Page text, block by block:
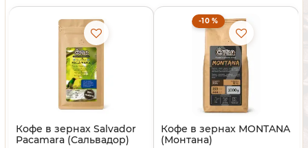
Кофе в зернах Salvador
Pacamara (Сальвадор)
-10 %
Кофе в зернах MONTANA
(Монтана)